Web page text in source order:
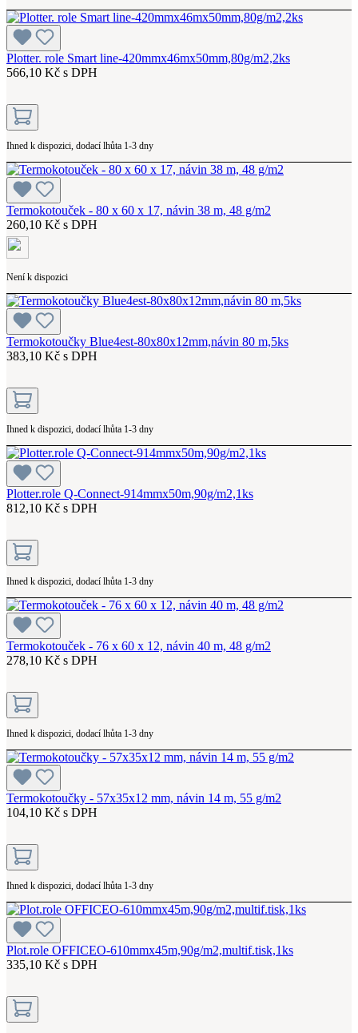
Plotter. role Smart line-420mmx46mx50mm,80g/m2,2ks
566,10 Kč s DPH
Ihned k dispozici, dodací lhůta 1-3 dny
Termokotouček - 80 x 60 x 17, návin 38 m, 48 g/m2
260,10 Kč s DPH
Není k dispozici
Termokotoučky Blue4est-80x80x12mm,návin 80 m,5ks
383,10 Kč s DPH
Ihned k dispozici, dodací lhůta 1-3 dny
Plotter.role Q-Connect-914mmx50m,90g/m2,1ks
812,10 Kč s DPH
Ihned k dispozici, dodací lhůta 1-3 dny
Termokotouček - 76 x 60 x 12, návin 40 m, 48 g/m2
278,10 Kč s DPH
Ihned k dispozici, dodací lhůta 1-3 dny
Termokotoučky - 57x35x12 mm, návin 14 m, 55 g/m2
104,10 Kč s DPH
Ihned k dispozici, dodací lhůta 1-3 dny
Plot.role OFFICEO-610mmx45m,90g/m2,multif.tisk,1ks
335,10 Kč s DPH